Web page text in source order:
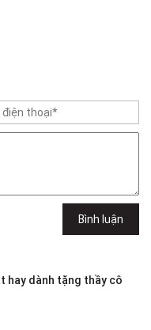
Bình luận
hay dành tặng thầy cô